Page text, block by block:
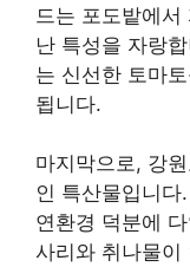
드는 포도밭에
난 특성을 자랑
는 신선한 토마
됩니다.
마지막으로, 강
인 특산물입니
연환경 덕분에
사리와 취나물이